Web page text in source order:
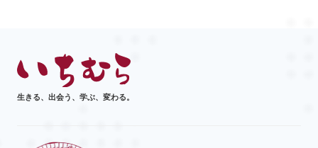
生きる、出会う、学ぶ、変わる。